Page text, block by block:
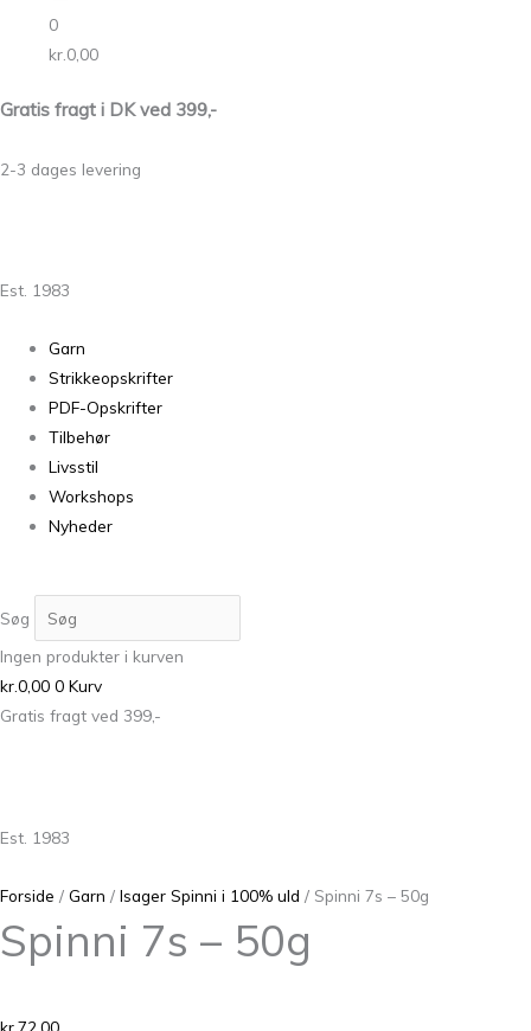
0
kr. 0,00
Gratis fragt i DK ved 399,-
2-3 dages levering
Est. 1983
Garn
Strikkeopskrifter
PDF-Opskrifter
Tilbehør
Livsstil
Workshops
Nyheder
Søg
Ingen produkter i kurven
kr.0,00 0 Kurv
Gratis fragt ved 399,-
Est. 1983
Forside / Garn / Isager Spinni i 100% uld / Spinni 7s – 50g
Spinni 7s – 50g
kr.72,00